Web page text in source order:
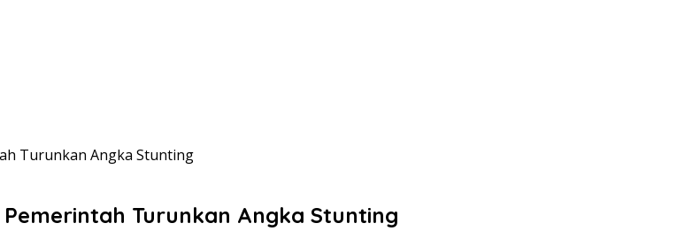
Turunkan Angka Stunting
Turunkan Angka Stunting